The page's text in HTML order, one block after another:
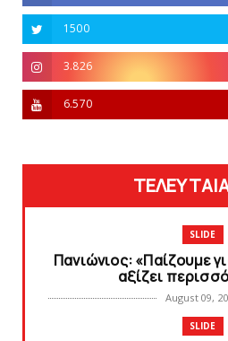
1500
3.826
6.570
SLIDE
Πανιώνιoς: «Παίζουμε
αξίζει
August 09,
SLIDE